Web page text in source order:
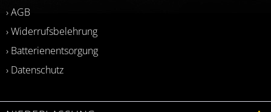
› AGB
› Widerrufsbelehrung
› Batterienentsorgung
› Datenschutz